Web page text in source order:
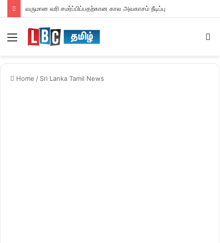
வருமான வரி சமர்ப்பிப்பதற்கான கால அவகாசம் நீடிப்பு
Home / Sri Lanka Tamil News